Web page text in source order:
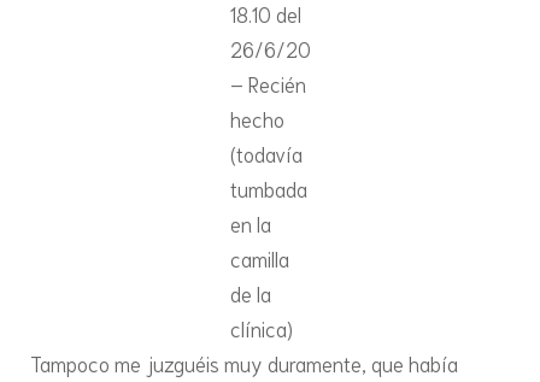
18.10 del
26/6/20
– Recién
hecho
(todavía
tumbada
en la
camilla
de la
clínica)
Tampoco me juzguéis muy duramente, que había